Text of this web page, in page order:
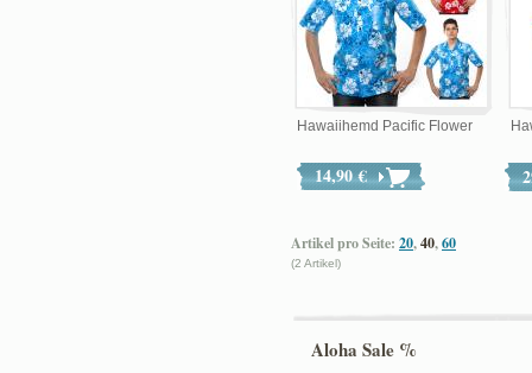
Hawaiihemd Pacific Flower
14,90 €
Artikel pro Seite: 20,40,60
(2 Artikel)
Aloha Sale %